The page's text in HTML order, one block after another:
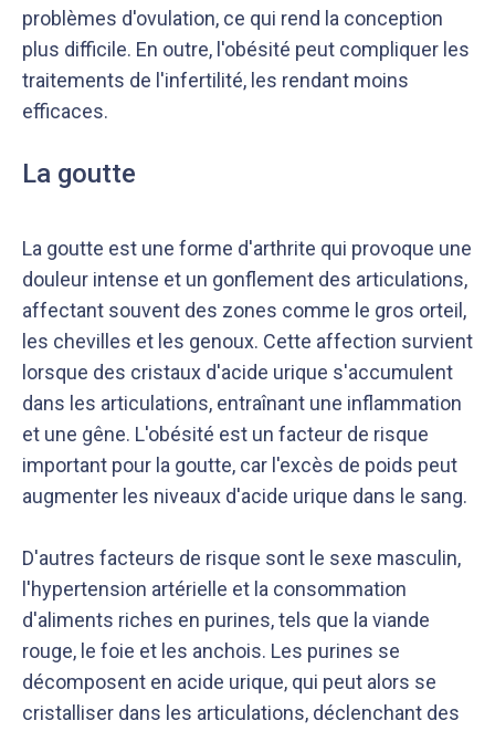
problèmes d'ovulation, ce qui rend la conception
plus difficile. En outre, l'obésité peut compliquer les
traitements de l'infertilité, les rendant moins
efficaces.
La goutte
La goutte est une forme d'arthrite qui provoque une
douleur intense et un gonflement des articulations,
affectant souvent des zones comme le gros orteil,
les chevilles et les genoux. Cette affection survient
lorsque des cristaux d'acide urique s'accumulent
dans les articulations, entraînant une inflammation
et une gêne. L'obésité est un facteur de risque
important pour la goutte, car l'excès de poids peut
augmenter les niveaux d'acide urique dans le sang.
D'autres facteurs de risque sont le sexe masculin,
l'hypertension artérielle et la consommation
d'aliments riches en purines, tels que la viande
rouge, le foie et les anchois. Les purines se
décomposent en acide urique, qui peut alors se
cristalliser dans les articulations, déclenchant des